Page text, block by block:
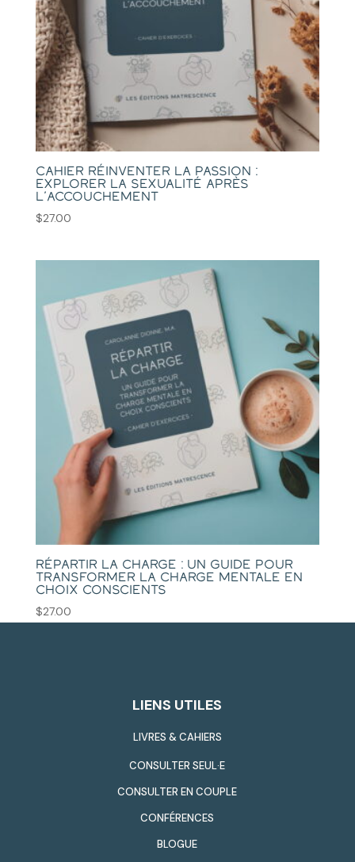
Cahier réinventer la passion :
explorer la sexualité après
l’accouchement
$27.00
Répartir la charge : un guide pour
transformer la charge mentale en
choix conscients
$27.00
LIENS UTILES
LIVRES & CAHIERS
CONSULTER SEUL·E
CONSULTER EN COUPLE
CONFÉRENCES
BLOGUE